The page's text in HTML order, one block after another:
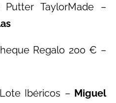
Putter TaylorMade –
Regalo 200 € –
Ibéricos – Miguel